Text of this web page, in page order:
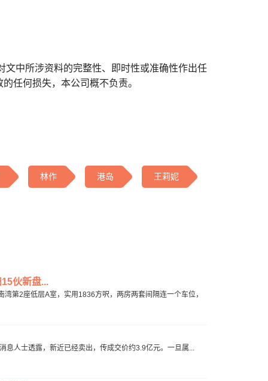
中所涉资料的完整性、即时性或准确性作出任
任何损失，本公司概不负责。
林作 港岛 王莉妮
伙新盘...
第2座低层A室，实用1836方呎，两房两套间隔连一个车位，
息人士透露，新近已经卖出，传成交价约3.9亿元。一旦属...